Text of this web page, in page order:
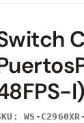
I)
WS-